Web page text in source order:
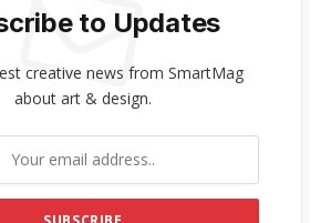
to Updates
creative news from SmartMag
about art & design.